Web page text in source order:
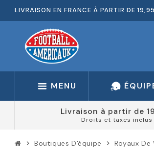
LIVRAISON EN FRANCE À PARTIR DE
MENU
Livraison à partir de
Droits et taxes inclus
chevron_right Boutiques D'équipe chevron_right Royaux